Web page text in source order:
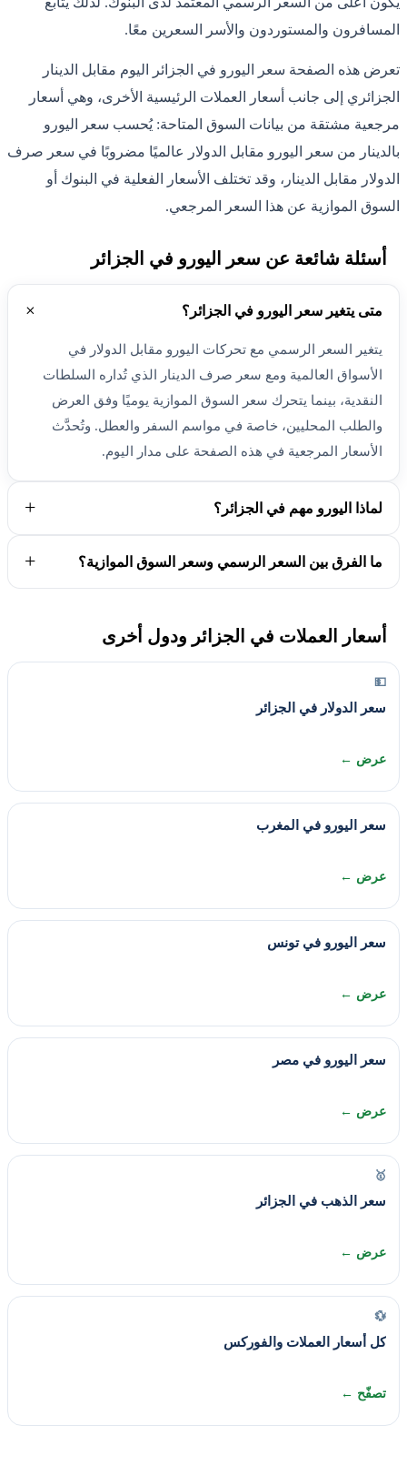
المسافرون والمستوردون والأسر السعرين معًا.
تعرض هذه الصفحة سعر اليورو في الجزائر اليوم مقابل الدينار
الجزائري إلى جانب أسعار العملات الرئيسية الأخرى، وهي أسعار
مرجعية مشتقة من بيانات السوق المتاحة: يُحسب سعر اليورو
بالدينار من سعر اليورو مقابل الدولار عالميًا مضروبًا في سعر صرف
الدولار مقابل الدينار، وقد تختلف الأسعار الفعلية في البنوك أو
السوق الموازية عن هذا السعر المرجعي.
أسئلة شائعة عن سعر اليورو في الجزائر
متى يتغير سعر اليورو في الجزائر؟
يتغير السعر الرسمي مع تحركات اليورو مقابل الدولار في
الأسواق العالمية ومع سعر صرف الدينار الذي تُداره السلطات
النقدية، بينما يتحرك سعر السوق الموازية يوميًا وفق العرض
والطلب المحليين، خاصة في مواسم السفر والعطل. وتُحدَّث
الأسعار المرجعية في هذه الصفحة على مدار اليوم.
لماذا اليورو مهم في الجزائر؟
ما الفرق بين السعر الرسمي وسعر السوق الموازية؟
أسعار العملات في الجزائر ودول أخرى
💵
سعر الدولار في الجزائر
عرض ←
سعر اليورو في المغرب
عرض ←
سعر اليورو في تونس
عرض ←
سعر اليورو في مصر
عرض ←
🥇
سعر الذهب في الجزائر
عرض ←
💱
كل أسعار العملات والفوركس
تصفّح ←